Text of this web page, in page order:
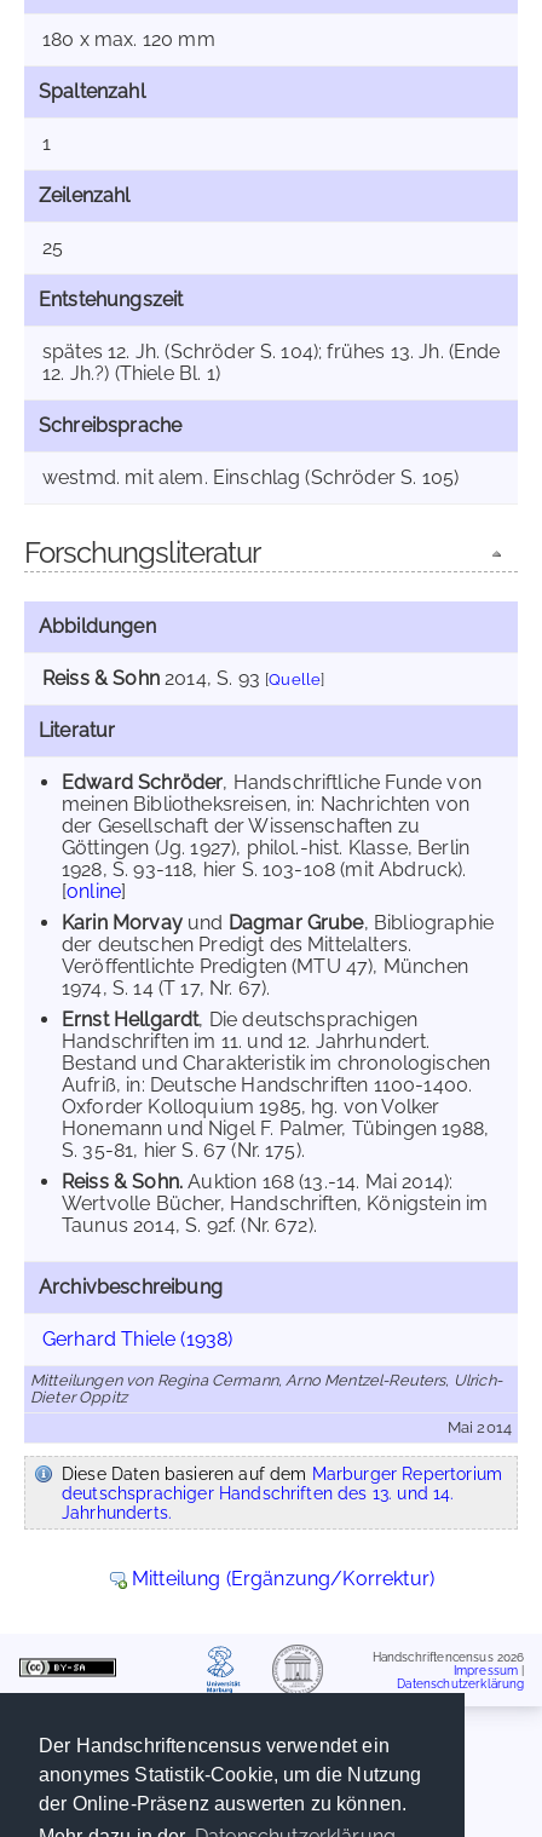
Der Handschriftencensus verwendet ein
anonymes Statistik-Cookie, um die Nutzung
der Online-Präsenz auswerten zu können.
180 x max. 120 mm
Spaltenzahl
1
Zeilenzahl
25
Entstehungszeit
spätes 12. Jh. (Schröder S. 104); frühes 13. Jh. (Ende
12. Jh.?) (Thiele Bl. 1)
Schreibsprache
westmd. mit alem. Einschlag (Schröder S. 105)
Forschungsliteratur
Abbildungen
Reiss & Sohn2014, S. 93 [Quelle]
Literatur
Edward Schröder, Handschriftliche Funde von
meinen Bibliotheksreisen, in: Nachrichten von
der Gesellschaft der Wissenschaften zu
Göttingen (Jg. 1927), philol.-hist. Klasse, Berlin
1928, S. 93-118, hier S. 103-108 (mit Abdruck).
[online]
Karin Morvayund Dagmar Grube, Bibliographie
der deutschen Predigt des Mittelalters.
Veröffentlichte Predigten (MTU 47), München
1974, S. 14 (T 17, Nr. 67).
Ernst Hellgardt, Die deutschsprachigen
Handschriften im 11. und 12. Jahrhundert.
Bestand und Charakteristik im chronologischen
Aufriß, in: Deutsche Handschriften 1100-1400.
Oxforder Kolloquium 1985, hg. von Volker
Honemann und Nigel F. Palmer, Tübingen 1988,
S. 35-81, hier S. 67 (Nr. 175).
Reiss & Sohn. Auktion 168 (13.-14. Mai 2014):
Wertvolle Bücher, Handschriften, Königstein im
Taunus 2014, S. 92f. (Nr. 672).
Archivbeschreibung
Gerhard Thiele (1938)
Mitteilungen von Regina Cermann, Arno Mentzel-Reuters, Ulrich-
Dieter Oppitz
Mai 2014
Diese Daten basieren auf dem Marburger Repertorium
deutschsprachiger Handschriften des 13. und 14.
Jahrhunderts.
Mitteilung (Ergänzung/Korrektur)
Handschriftencensus 2026
Impressum
Datenschutzerklärung